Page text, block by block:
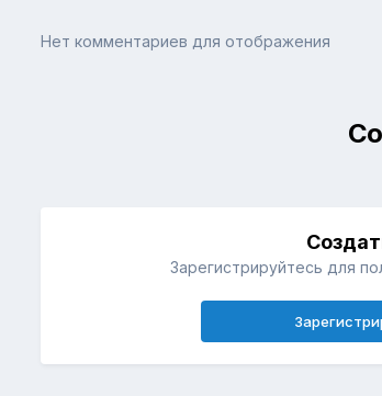
Нет комментариев для отображения
Зарегистрируйтесь для